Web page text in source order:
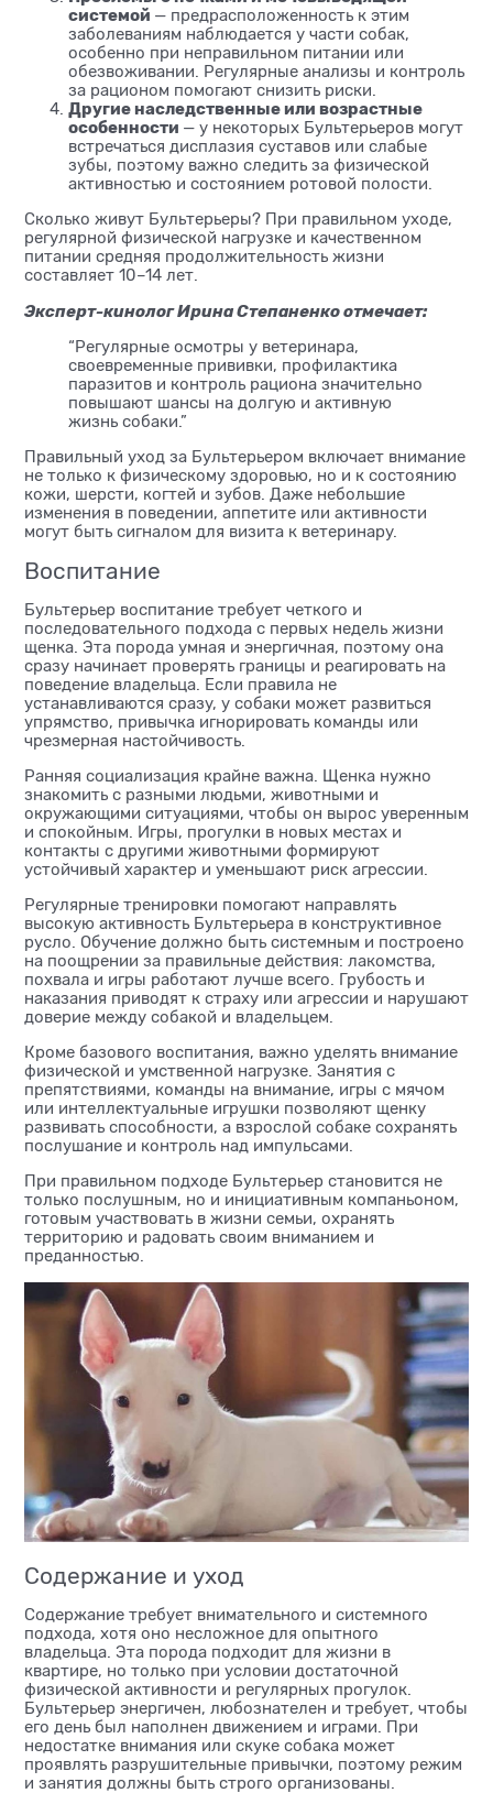
системой — предрасположенность к этим
заболеваниям наблюдается у части собак,
особенно при неправильном питании или
обезвоживании. Регулярные анализы и контроль
за рационом помогают снизить риски.
Другие наследственные или возрастные
особенности — у некоторых Бультерьеров могут
встречаться дисплазия суставов или слабые
зубы, поэтому важно следить за физической
активностью и состоянием ротовой полости.
Сколько живут Бультерьеры? При правильном уходе,
регулярной физической нагрузке и качественном
питании средняя продолжительность жизни
составляет 10–14 лет.
Эксперт-кинолог Ирина Степаненко отмечает:
“Регулярные осмотры у ветеринара,
своевременные прививки, профилактика
паразитов и контроль рациона значительно
повышают шансы на долгую и активную
жизнь собаки.”
Правильный уход за Бультерьером включает внимание
не только к физическому здоровью, но и к состоянию
кожи, шерсти, когтей и зубов. Даже небольшие
изменения в поведении, аппетите или активности
могут быть сигналом для визита к ветеринару.
Воспитание
Бультерьер воспитание требует четкого и
последовательного подхода с первых недель жизни
щенка. Эта порода умная и энергичная, поэтому она
сразу начинает проверять границы и реагировать на
поведение владельца. Если правила не
устанавливаются сразу, у собаки может развиться
упрямство, привычка игнорировать команды или
чрезмерная настойчивость.
Ранняя социализация крайне важна. Щенка нужно
знакомить с разными людьми, животными и
окружающими ситуациями, чтобы он вырос уверенным
и спокойным. Игры, прогулки в новых местах и
контакты с другими животными формируют
устойчивый характер и уменьшают риск агрессии.
Регулярные тренировки помогают направлять
высокую активность Бультерьера в конструктивное
русло. Обучение должно быть системным и построено
на поощрении за правильные действия: лакомства,
похвала и игры работают лучше всего. Грубость и
наказания приводят к страху или агрессии и нарушают
доверие между собакой и владельцем.
Кроме базового воспитания, важно уделять внимание
физической и умственной нагрузке. Занятия с
препятствиями, команды на внимание, игры с мячом
или интеллектуальные игрушки позволяют щенку
развивать способности, а взрослой собаке сохранять
послушание и контроль над импульсами.
При правильном подходе Бультерьер становится не
только послушным, но и инициативным компаньоном,
готовым участвовать в жизни семьи, охранять
территорию и радовать своим вниманием и
преданностью.
Содержание и уход
Содержание требует внимательного и системного
подхода, хотя оно несложное для опытного
владельца. Эта порода подходит для жизни в
квартире, но только при условии достаточной
физической активности и регулярных прогулок.
Бультерьер энергичен, любознателен и требует, чтобы
его день был наполнен движением и играми. При
недостатке внимания или скуке собака может
проявлять разрушительные привычки, поэтому режим
и занятия должны быть строго организованы.